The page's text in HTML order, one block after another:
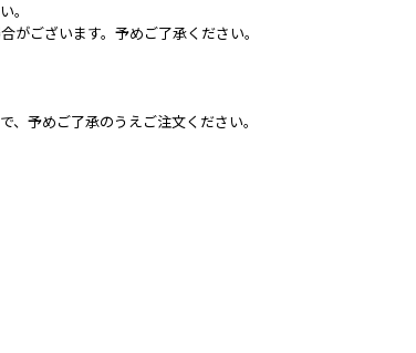
。
ございます。予めご了承ください。
予めご了承のうえご注文ください。